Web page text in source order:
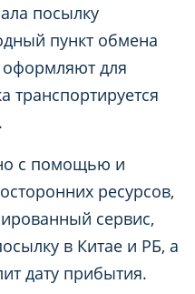
посылку
пункт обмена
для
транспортируется
с помощью и
ресурсов,
сервис,
в Китае и РБ, а
дату прибытия.